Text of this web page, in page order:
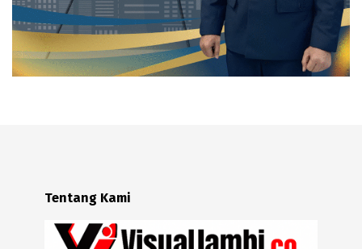
Tentang Kami